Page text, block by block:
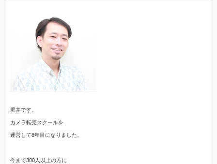
堀井です。
カメラ転売スクールを
運営して8年目になりました。
今まで300人以上の方に